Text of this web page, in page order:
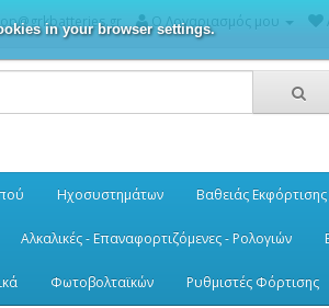
in your browser settings.Ο Λογαριασμός μου
Ηχοσυστημάτων Βαθειάς Εκφόρτισης
Αλκαλικές - Επαναφορτιζόμενες - Ρολογιών
Φωτοβολταϊκών Ρυθμιστές Φόρτισης